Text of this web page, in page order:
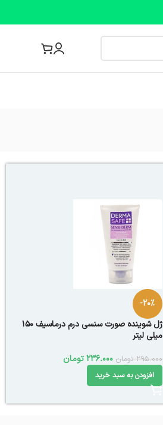
-20%
ژل شوینده صورت سنسی درم درماسیف 150
میلی لیتر
295.000 تومان 236.000تومان
افزودن به سبد خرید